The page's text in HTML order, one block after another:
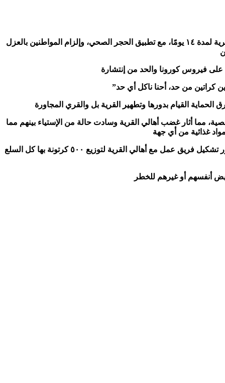
أعلنت محافظة الغربية الثلاثاء 31-03-2020 تطبيق عزل كامل لقرية «الهياتم»، التابعة لمركز المحلة الكبرى، ومنع دخول أو خروج أحد إلى القرية لمدة ١٤ يومًا، مع تطبيق الحجر الصحي، وإلزام المواطنين بالعزل
على فيروس كورونا والحد من إنتشارة
كراتين من حد، أحنا ناكل أي حد”
القيام بدورها وتطهير القرية بل والقري المجاورة
مما أثار غضب أهالي القرية وسادت حالة من الإستياء بينهم مما
غذائية من أي جهة
وفي وقت سابق كان قد أعلن النائب محمد مرعى ، عضو مجلس النواب عن دائرة المحلة، إن إجراءات عزل القرية ستستمر ١٤ يومًا، وأنه قرر تشكيل فريق عمل مع أهالي القرية لتوزيع ٥٠٠ كرتونة بها كل السلع
أنفسهم أو غيرهم للخطر